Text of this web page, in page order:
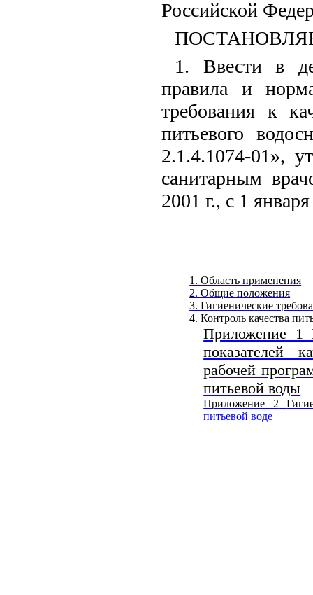
Российской
1. Ввести в
правила и
требования к
питьевого
2.1.4.1074-01»,
санитарным
2001 г., с 1
1. Область применения
2. Общие положения
3. Гигиенические
4. Контроль качества
Приложение 1
показателей
рабочей
питьевой воды
Приложение 2
питьевой воде